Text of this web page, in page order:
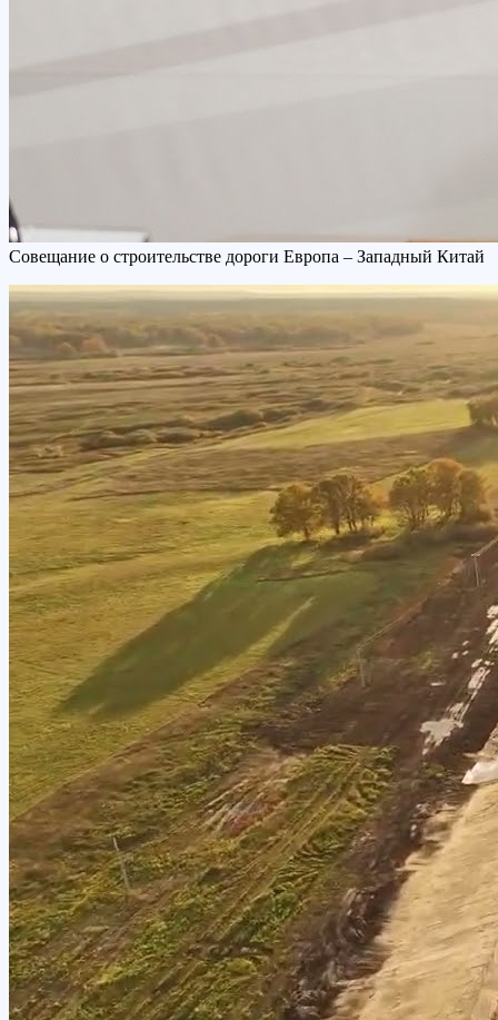
Совещание о строительстве дороги Европа – Западный Китай